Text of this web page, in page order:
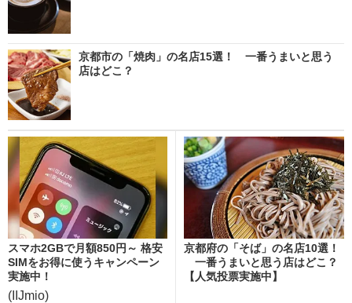
京都市の「焼肉」の名店15選！ 一番うまいと思う
店はどこ？
スマホ2GBで月額850円～ 格安
SIMをお得に使うキャンペーン
実施中！
(IIJmio)
京都府の「そば」の名店10選！
一番うまいと思う店はどこ？
【人気投票実施中】